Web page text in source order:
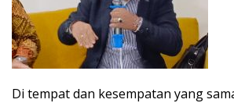
Di tempat dan kesempatan yang